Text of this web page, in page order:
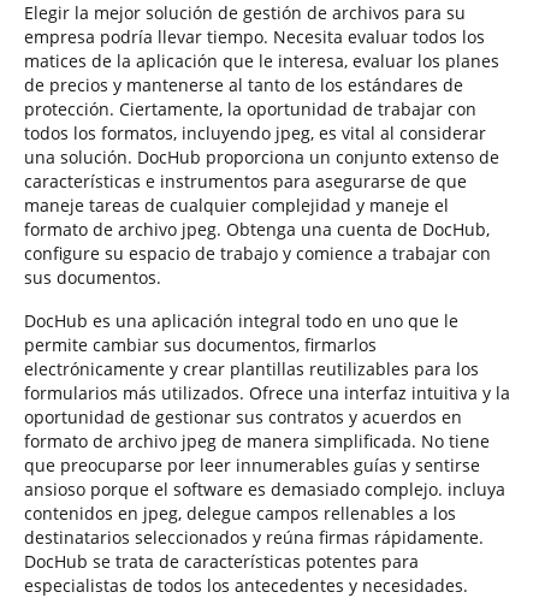
Elegir la mejor solución de gestión de archivos para su
empresa podría llevar tiempo. Necesita evaluar todos los
matices de la aplicación que le interesa, evaluar los planes
de precios y mantenerse al tanto de los estándares de
protección. Ciertamente, la oportunidad de trabajar con
todos los formatos, incluyendo jpeg, es vital al considerar
una solución. DocHub proporciona un conjunto extenso de
características e instrumentos para asegurarse de que
maneje tareas de cualquier complejidad y maneje el
formato de archivo jpeg. Obtenga una cuenta de DocHub,
configure su espacio de trabajo y comience a trabajar con
sus documentos.
DocHub es una aplicación integral todo en uno que le
permite cambiar sus documentos, firmarlos
electrónicamente y crear plantillas reutilizables para los
formularios más utilizados. Ofrece una interfaz intuitiva y la
oportunidad de gestionar sus contratos y acuerdos en
formato de archivo jpeg de manera simplificada. No tiene
que preocuparse por leer innumerables guías y sentirse
ansioso porque el software es demasiado complejo. incluya
contenidos en jpeg, delegue campos rellenables a los
destinatarios seleccionados y reúna firmas rápidamente.
DocHub se trata de características potentes para
especialistas de todos los antecedentes y necesidades.